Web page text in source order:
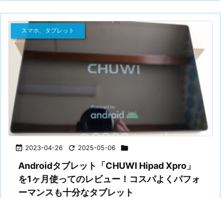
 2023-04-26  2025-05-06 
スマホ、タブレット
Androidタブレット「CHUWI Hipad Xpro」
を1ヶ月使ってのレビュー！コスパよくパフォ
ーマンスも十分なタブレット